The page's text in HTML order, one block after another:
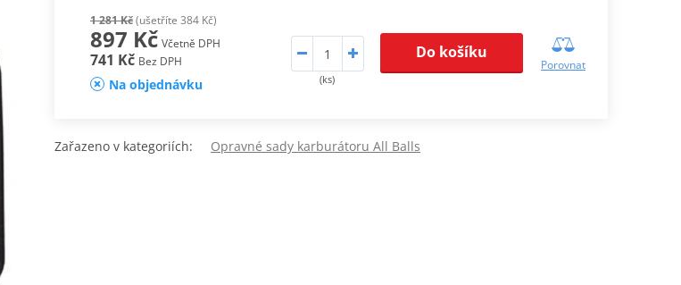
1 281 Kč(ušetříte 384 Kč)
897 Kč Včetně DPH
741 Kč Bez DPH
Na objednávku (ks)
Do košíku
Porovnat
Zařazeno v kategoriích: Opravné sady karburátoru All Balls